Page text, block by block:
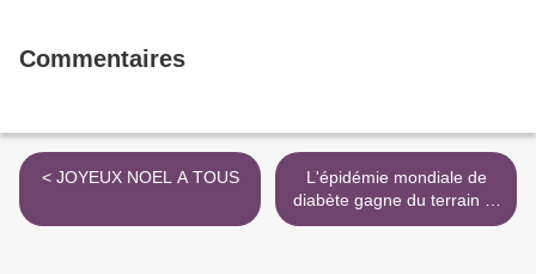
Commentaires
< JOYEUX NOEL A TOUS
L'épidémie mondiale de
diabète gagne du terrain et
...... >